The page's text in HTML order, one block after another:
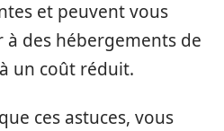
et peuvent vous
à des hébergements de
un coût réduit.
ces astuces, vous